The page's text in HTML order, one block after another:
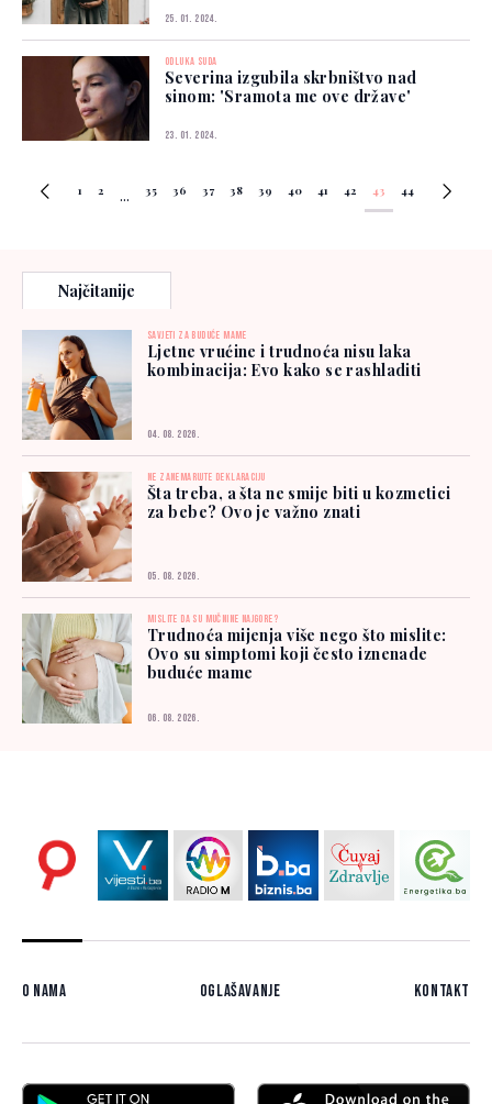
25. 01. 2024.
ODLUKA SUDA
Severina izgubila skrbništvo nad
sinom: 'Sramota me ove države'
23. 01. 2024.
1 2 ... 35 36 37 38 39 40 41 42 43 44
Najčitanije
SAVJETI ZA BUDUĆE MAME
Ljetne vrućine i trudnoća nisu laka
kombinacija: Evo kako se rashladiti
04. 08. 2026.
NE ZANEMARUJTE DEKLARACIJU
Šta treba, a šta ne smije biti u kozmetici
za bebe? Ovo je važno znati
05. 08. 2026.
MISLITE DA SU MUČNINE NAJGORE?
Trudnoća mijenja više nego što mislite:
Ovo su simptomi koji često iznenade
buduće mame
06. 08. 2026.
O nama Oglašavanje Kontakt